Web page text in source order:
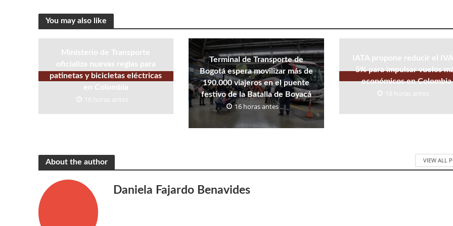
You may also like
Ministerio de Transporte
oficializa nuevas reglas para
patinetas y bicicletas eléctricas
en Colombia
16 horas antes
Terminal de Transporte de
Bogotá espera movilizar más de
190.000 viajeros en el puente
festivo de la Batalla de Boyacá
16 horas antes
IATA propone reducir el IVA
5% para impulsar vuelos
económicos en Colombia
18 horas antes
About the author VIEW ALL
Daniela Fajardo Benavides